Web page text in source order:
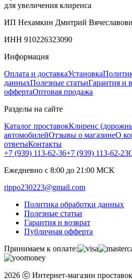
для увеличения клиренса
ИП Нехамкин Дмитрий
ИНН 910226323090
Информация
Оплата и доставкаУстановка
данныхПолезные статьиГарантия и
оффертаОптовая продажа
Разделы на сайте
Каталог проставокКлиренс
автомобилейОтзывы о магазинеО
ответыКонтакты
+7 (939) 113-62-36+7 (939) 113-62-23
Ежедневно с 8:00 до 21:00 МСК
rippo230223@gmail.com
Политика обработки данных
Полезные статьи
Гарантия и возврат
Публичная офферта
Принимаем к оплате:
2026 ⓒ Интернет-магазин